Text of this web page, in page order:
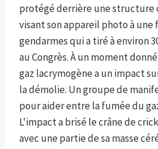
protégé derrière une structure
visant son appareil photo à une
gendarmes qui a tiré à environ
au Congrès. À un moment
gaz lacrymogène a un impact
la démolie. Un groupe de
pour aider entre la fumée du
L'impact a brisé le crâne de
avec une partie de sa masse